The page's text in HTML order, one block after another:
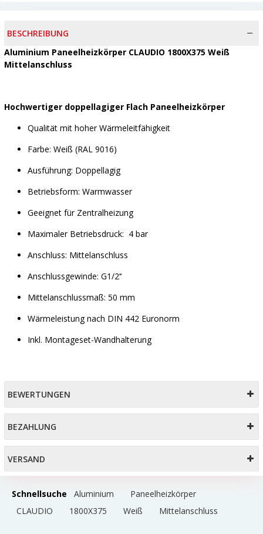
BESCHREIBUNG
Aluminium Paneelheizkörper CLAUDIO 1800X375 Weiß
Mittelanschluss
Hochwertiger doppellagiger Flach Paneelheizkörper
Qualität mit hoher Wärmeleitfähigkeit
Farbe: Weiß (RAL 9016)
Ausführung: Doppellagig
Betriebsform: Warmwasser
Geeignet für Zentralheizung
Maximaler Betriebsdruck: 4 bar
Anschluss: Mittelanschluss
Anschlussgewinde: G1/2‘‘
Mittelanschlussmaß: 50 mm
Wärmeleistung nach DIN 442 Euronorm
Inkl. Montageset-Wandhalterung
BEWERTUNGEN
BEZAHLUNG
VERSAND
Schnellsuche Aluminium
Paneelheizkörper
CLAUDIO
1800X375 Weiß Mittelanschluss